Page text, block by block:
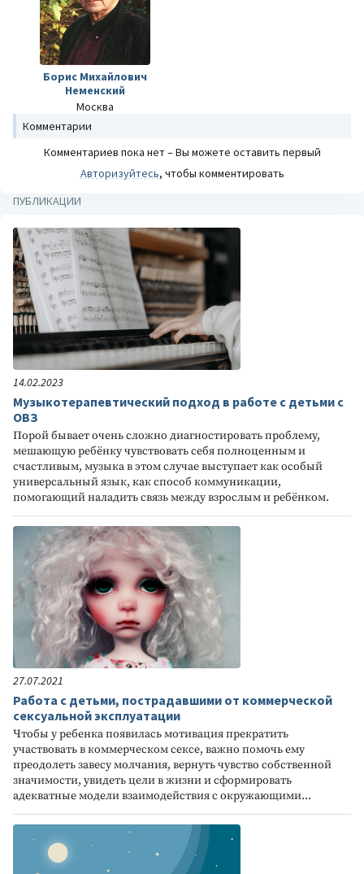
Борис Михайлович
Неменский
Москва
Комментарии
Комментариев пока нет – Вы можете оставить первый
Авторизуйтесь, чтобы комментировать
ПУБЛИКАЦИИ
14.02.2023
Музыкотерапевтический подход в работе с детьми с
ОВЗ
Порой бывает очень сложно диагностировать проблему,
мешающую ребёнку чувствовать себя полноценным и
счастливым, музыка в этом случае выступает как особый
универсальный язык, как способ коммуникации,
помогающий наладить связь между взрослым и ребёнком.
27.07.2021
Работа с детьми, пострадавшими от коммерческой
сексуальной эксплуатации
Чтобы у ребенка появилась мотивация прекратить
участвовать в коммерческом сексе, важно помочь ему
преодолеть завесу молчания, вернуть чувство собственной
значимости, увидеть цели в жизни и сформировать
адекватные модели взаимодействия с окружающими...